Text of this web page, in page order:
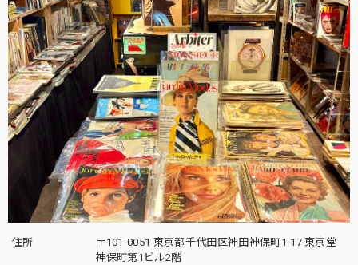
住所
〒101-0051 東京都千代田区神田神保町1-17 東京堂
神保町第1ビル2階